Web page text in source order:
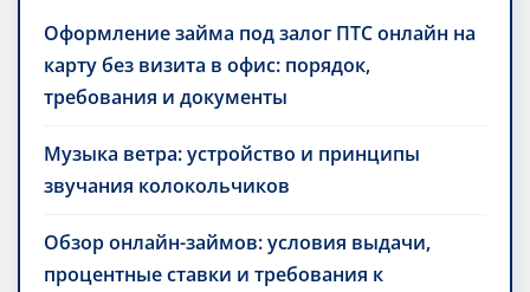
Оформление займа под залог ПТС онлайн на
карту без визита в офис: порядок,
требования и документы
Музыка ветра: устройство и принципы
звучания колокольчиков
Обзор онлайн-займов: условия выдачи,
процентные ставки и требования к